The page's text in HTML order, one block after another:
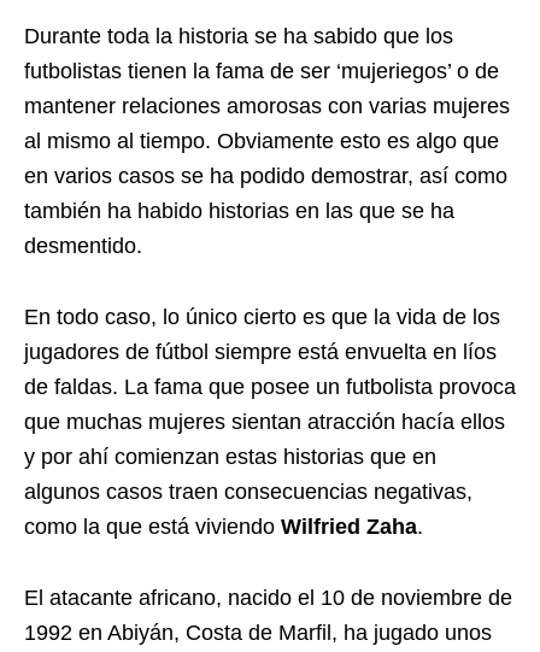
Durante toda la historia se ha sabido que los
futbolistas tienen la fama de ser ‘mujeriegos’ o de
mantener relaciones amorosas con varias mujeres
al mismo al tiempo. Obviamente esto es algo que
en varios casos se ha podido demostrar, así como
también ha habido historias en las que se ha
desmentido.
En todo caso, lo único cierto es que la vida de los
jugadores de fútbol siempre está envuelta en líos
de faldas. La fama que posee un futbolista provoca
que muchas mujeres sientan atracción hacía ellos
y por ahí comienzan estas historias que en
algunos casos traen consecuencias negativas,
como la que está viviendo Wilfried Zaha.
El atacante africano, nacido el 10 de noviembre de
1992 en Abiyán, Costa de Marfil, ha jugado unos